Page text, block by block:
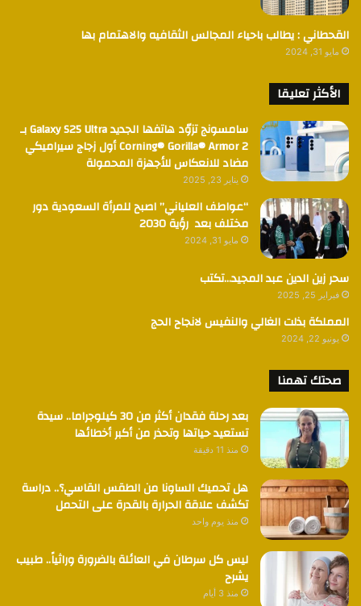
القحطاني : يطالب باحياء المجالس الثقافيه والاهتمام بها
مايو 31, 2024
الأكثر تعليقا
سامسونج تزوّد هاتفها الجديد Galaxy S25 Ultra بـ
Corning® Gorilla® Armor 2 أول زجاج سيراميكي
مضاد للانعكاس للأجهزة المحمولة
يناير 23, 2025
“عواطف العلياني” اصبح للمرأة السعودية دور
مختلف بعد رؤية 2030
مايو 31, 2024
سحر زين الدين عبد المجيد…تكتب
فبراير 25, 2025
المملكة بذلت الغالي والنفيس لانجاح الحج
يونيو 22, 2024
صحتك تهمنا
بعد رحلة فقدان أكثر من 30 كيلوجراما.. سيدة
تستعيد حياتها وتحذر من أكبر أخطائها
منذ 11 دقيقة
هل تحميك الساونا من الطقس القاسي؟.. دراسة
تكشف علاقة الحرارة بالقدرة على التحمل
منذ يوم واحد
ليس كل سرطان في العائلة بالضرورة وراثياً.. طبيب
يشرح
منذ 3 أيام